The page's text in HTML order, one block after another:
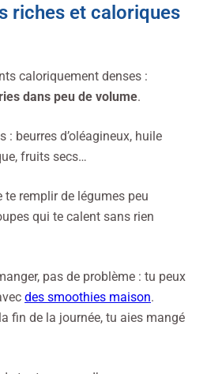
riches et caloriques
caloriquement denses :
dans peu de volume.
: beurres d’oléagineux, huile
fruits secs…
te remplir de légumes peu
qui te calent sans rien
pas de problème : tu peux
des smoothies maison.
fin de la journée, tu aies mangé